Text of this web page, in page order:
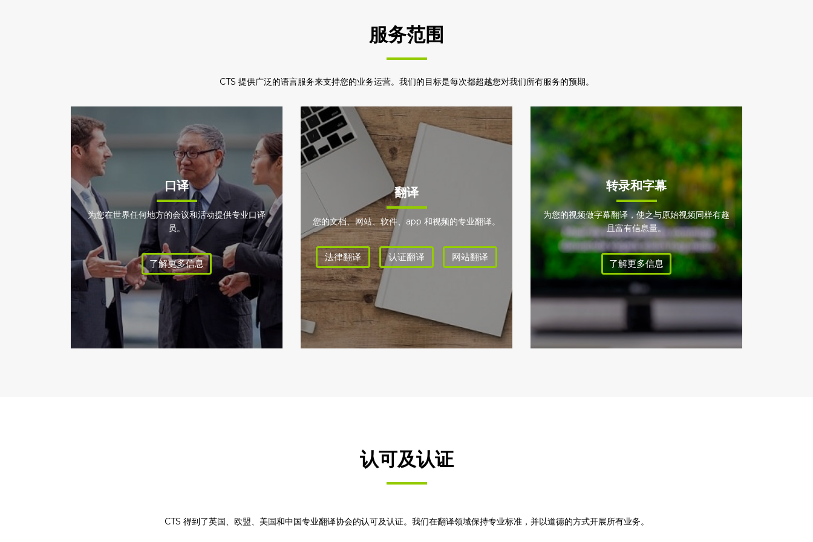
服务范围
CTS 提供广泛的语言服务来支持您的业务运营。我们的目标是每次都超越您对我们所有服务的预期。
口译
为您在世界任何地方的会议和活动提供专业口译
员。
了解更多信息
翻译
您的文档、网站、软件、app 和视频的专业翻译。
法律翻译 认证翻译 网站翻译
转录和字幕
为您的视频做字幕翻译，使之与原始视频同样有趣
且富有信息量。
了解更多信息
认可及认证
CTS 得到了英国、欧盟、美国和中国专业翻译协会的认可及认证。我们在翻译领域保持专业标准，并以道德的方式开展所有业务。